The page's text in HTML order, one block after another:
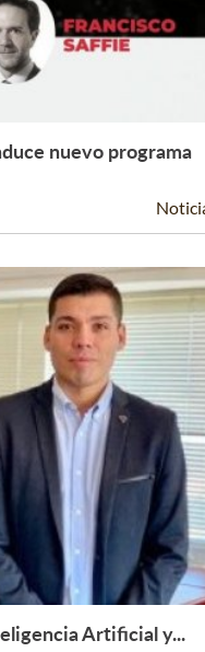
Leer Más +
nuevo programa
Artificial y...